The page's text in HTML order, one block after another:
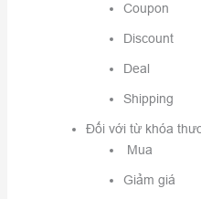
Coupon
Discount
Deal
Shipping
Đối với từ khóa
Mua
Giảm giá